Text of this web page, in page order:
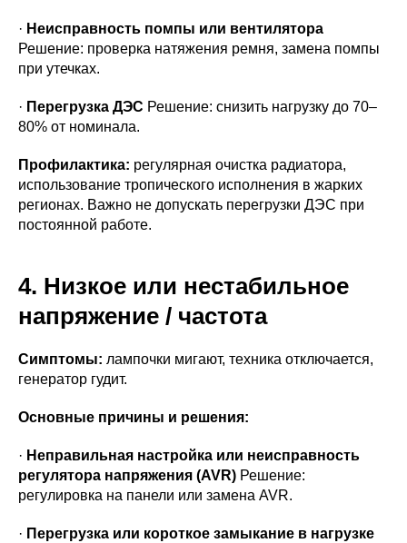
· Неисправность помпы или вентилятора
Решение: проверка натяжения ремня, замена помпы
при утечках.
· Перегрузка ДЭС Решение: снизить нагрузку до 70–
80% от номинала.
Профилактика: регулярная очистка радиатора,
использование тропического исполнения в жарких
регионах. Важно не допускать перегрузки ДЭС при
постоянной работе.
4. Низкое или нестабильное
напряжение / частота
Симптомы: лампочки мигают, техника отключается,
генератор гудит.
Основные причины и решения:
· Неправильная настройка или неисправность
регулятора напряжения (AVR) Решение:
регулировка на панели или замена AVR.
· Перегрузка или короткое замыкание в нагрузке